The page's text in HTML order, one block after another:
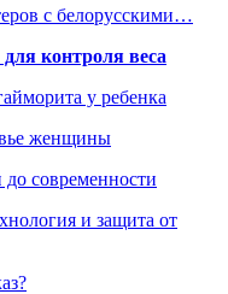
с белорусскими…
контроля веса
у ребенка
женщины
современности
и защита от